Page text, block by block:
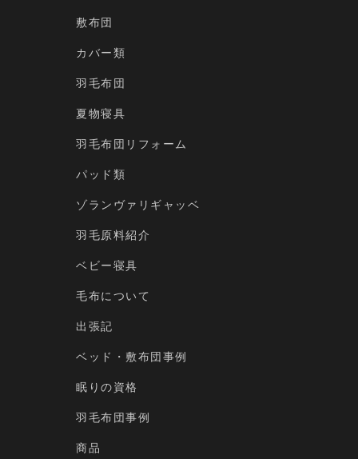
敷布団
カバー類
羽毛布団
夏物寝具
羽毛布団リフォーム
パッド類
ゾランヴァリギャッベ
羽毛原料紹介
ベビー寝具
毛布について
出張記
ベッド・敷布団事例
眠りの資格
羽毛布団事例
商品